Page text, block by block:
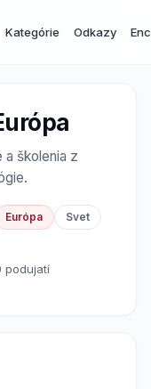
Kategórie Odkazy
a školenia z
Európa
Svet
podujatí